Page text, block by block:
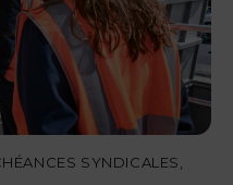
SYNDICALES,